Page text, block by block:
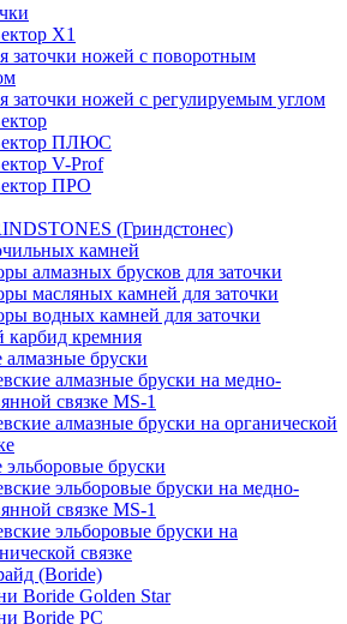
X1
заточки ножей с поворотным
заточки ножей с регулируемым углом
ПЛЮС
V-Prof
ПРО
(Гриндстонес)
камней
алмазных брусков для заточки
масляных камней для заточки
водных камней для заточки
карбид кремния
алмазные бруски
алмазные бруски на медно-
связке MS-1
алмазные бруски на органической
эльборовые бруски
эльборовые бруски на медно-
связке MS-1
эльборовые бруски на
связке
(Boride)
Boride Golden Star
Boride PC